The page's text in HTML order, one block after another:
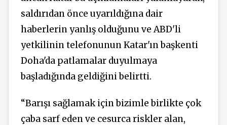
saldırıdan önce uyarıldığına dair
haberlerin yanlış olduğunu ve ABD'li
yetkilinin telefonunun Katar'ın başkenti
Doha'da patlamalar duyulmaya
başladığında geldiğini belirtti.
“Barışı sağlamak için bizimle birlikte çok
çaba sarf eden ve cesurca riskler alan,